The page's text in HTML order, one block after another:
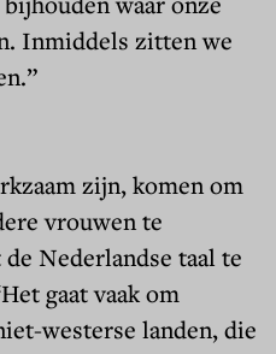
Inmiddels zitten we
zijn, komen om
vrouwen te
Nederlandse taal te
gaat vaak om
westerse landen, die